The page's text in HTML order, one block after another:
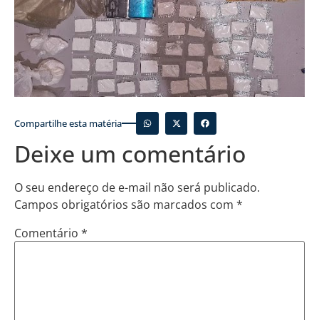
Compartilhe esta matéria
Deixe um comentário
O seu endereço de e-mail não será publicado.
Campos obrigatórios são marcados com *
Comentário *